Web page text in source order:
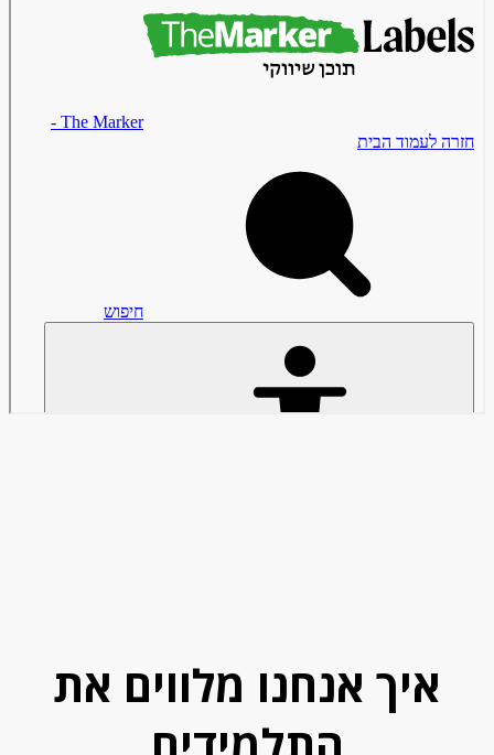
איך אנחנו מלווים את